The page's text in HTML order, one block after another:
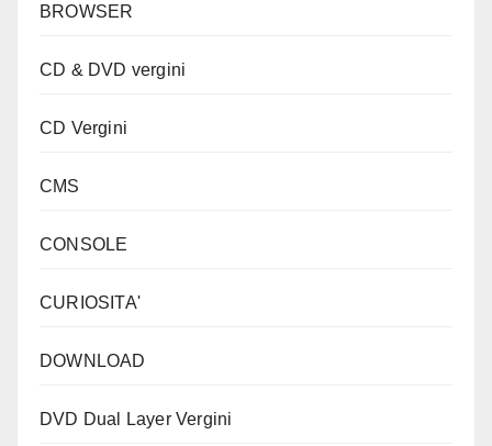
BROWSER
CD & DVD vergini
CD Vergini
CMS
CONSOLE
CURIOSITA'
DOWNLOAD
DVD Dual Layer Vergini